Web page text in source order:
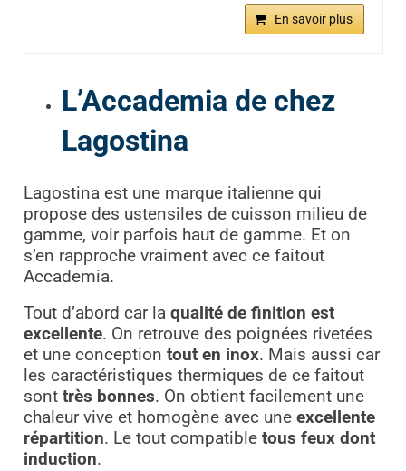
En savoir plus
L’Accademia de chez
Lagostina
Lagostina est une marque italienne qui
propose des ustensiles de cuisson milieu de
gamme, voir parfois haut de gamme. Et on
s’en rapproche vraiment avec ce faitout
Accademia.
Tout d’abord car la qualité de finition est
excellente. On retrouve des poignées rivetées
et une conception tout en inox. Mais aussi car
les caractéristiques thermiques de ce faitout
sont très bonnes. On obtient facilement une
chaleur vive et homogène avec une excellente
répartition. Le tout compatible tous feux dont
induction.